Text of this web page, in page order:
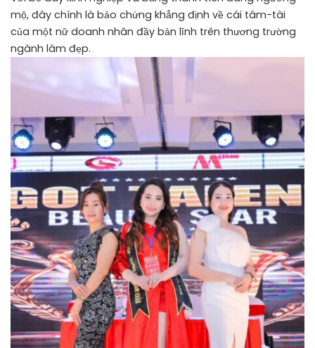
mộ, đây chính là bảo chứng khẳng định về cái tâm-tài
của một nữ doanh nhân đầy bản lĩnh trên thương trường
ngành làm đẹp.